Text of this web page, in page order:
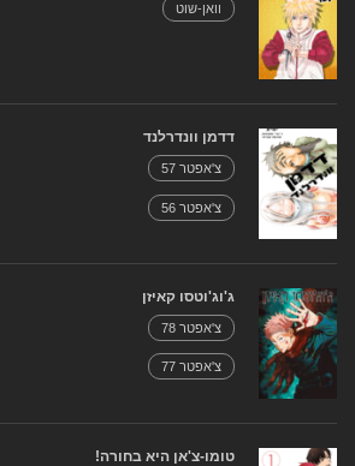
וואן-שוט
דדמן וונדרלנד
צ'אפטר 57
צ'אפטר 56
ג'וג'וטסו קאיזן
צ'אפטר 78
צ'אפטר 77
טומו-צ'אן היא בחורה!